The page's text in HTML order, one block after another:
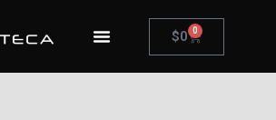
$0 0